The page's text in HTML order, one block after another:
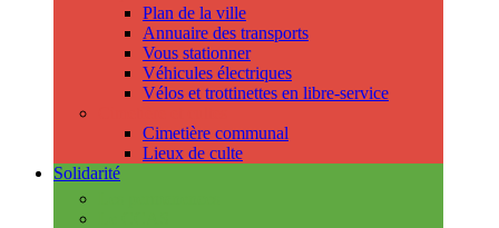
Plan de la ville
Annuaire des transports
Vous stationner
Véhicules électriques
Vélos et trottinettes en libre-service
Cimetière communal
Lieux de culte
Solidarité